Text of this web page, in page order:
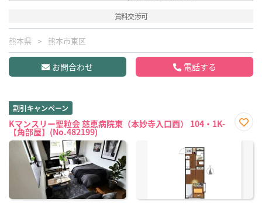
賃料交渉可
熊本県 熊本市東区
お問合わせ 電話する
割引キャンペーン
Kマンスリー聖粒会 慈恵病院東（本妙寺入口西） 104・1K-
【角部屋】(No.482199)
に入